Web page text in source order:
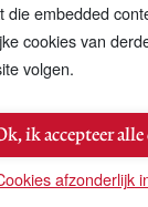
die embedded
cookies van
volgen.
ik accepteer alle
afzonderlijk